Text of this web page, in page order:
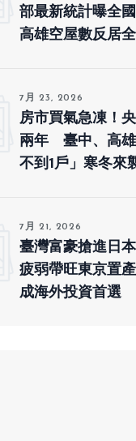
部最新統計曝全
高雄空屋數反居
7月 23, 2026
房市買氣急凍！
兩年 臺中、高
不到1戶」寒冬來
7月 21, 2026
臺灣富豪搶進日
疲弱帶旺東京置
成海外投資首選